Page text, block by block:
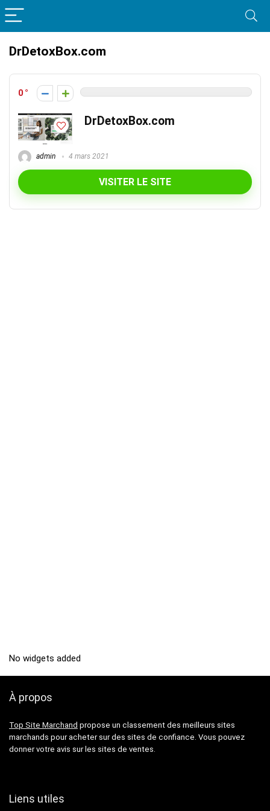
DrDetoxBox.com
0
DrDetoxBox.com
admin 4 mars 2021
VISITER LE SITE
No widgets added
À propos
Top Site Marchand propose un classement des meilleurs sites
marchands pour acheter sur des sites de confiance. Vous pouvez
donner votre avis sur les sites de ventes.
Liens utiles